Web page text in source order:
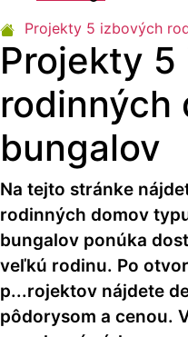
Projekty 5 izbových
Projekty
rodinných
bungalov
Na tejto stránke
rodinných domov
bungalov ponúka
veľkú rodinu. Po
p...rojektov nájdete
pôdorysom a cenou.